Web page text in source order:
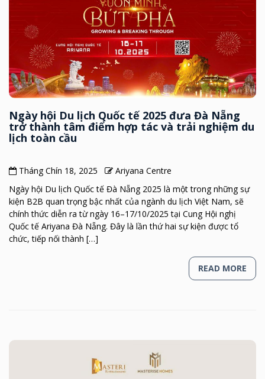
Ngày hội Du lịch Quốc tế 2025 đưa Đà Nẵng
trở thành tâm điểm hợp tác và trải nghiệm du
lịch toàn cầu
Tháng Chín 18, 2025
Ariyana Centre
Ngày hội Du lịch Quốc tế Đà Nẵng 2025 là một trong những sự
kiện B2B quan trọng bậc nhất của ngành du lịch Việt Nam, sẽ
chính thức diễn ra từ ngày 16–17/10/2025 tại Cung Hội nghị
Quốc tế Ariyana Đà Nẵng. Đây là lần thứ hai sự kiện được tổ
chức, tiếp nối thành […]
READ MORE